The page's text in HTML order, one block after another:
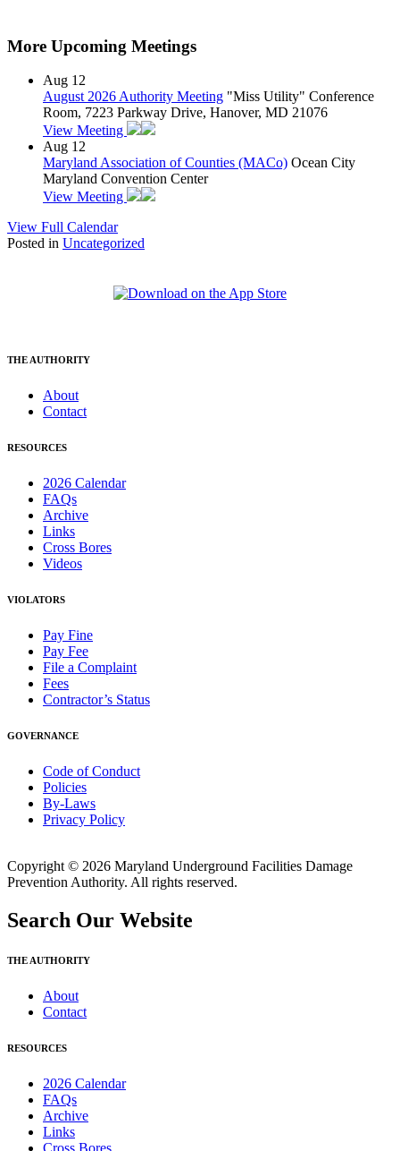
More Upcoming Meetings
Aug 12
August 2026 Authority Meeting "Miss Utility" Conference
Room, 7223 Parkway Drive, Hanover, MD 21076
View Meeting
Aug 12
Maryland Association of Counties (MACo) Ocean City
Maryland Convention Center
View Meeting
View Full Calendar
Posted in Uncategorized
THE AUTHORITY
About
Contact
RESOURCES
2026 Calendar
FAQs
Archive
Links
Cross Bores
Videos
VIOLATORS
Pay Fine
Pay Fee
File a Complaint
Fees
Contractor’s Status
GOVERNANCE
Code of Conduct
Policies
By-Laws
Privacy Policy
Copyright © 2026 Maryland Underground Facilities Damage
Prevention Authority. All rights reserved.
Search Our Website
THE AUTHORITY
About
Contact
RESOURCES
2026 Calendar
FAQs
Archive
Links
Cross Bores